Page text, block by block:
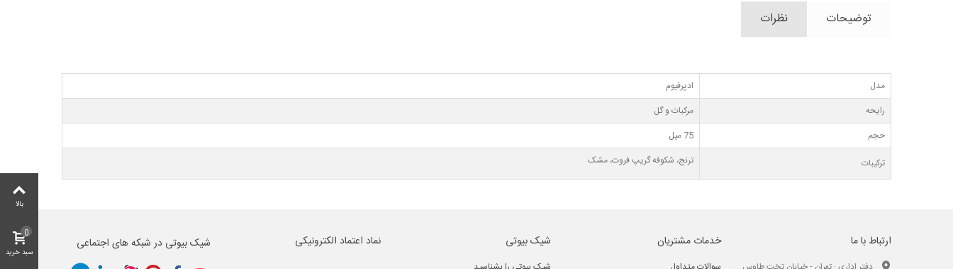
توضیحات نظرات
مدل
ادپرفیوم
رایحه
مرکبات و گل
حجم
75 میل
ترکیبات
ترنج، شکوفه گریپ فروت، مشک
ارتباط با ما خدمات مشتریان شیک بیوتی نماد اعتماد الکترونیکی شیک بیوتی در شبکه های اجتماعی
بالا
سبد خرید
0